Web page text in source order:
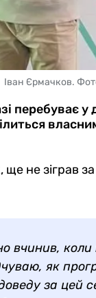
Іван Єрмачков.
перебуває у
не зіграв
вчинив,
як
за цей